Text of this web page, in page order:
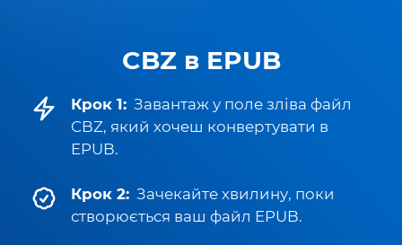
CBZ в EPUB
Крок 1: Завантаж у поле зліва файл
CBZ, який хочеш конвертувати в
EPUB.
Крок 2: Зачекайте хвилину, поки
створюється ваш файл EPUB.